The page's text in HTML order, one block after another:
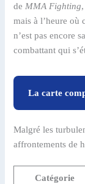
de MMA Fighting
mais à l’heure où
n’est pas encore
combattant qui
La carte
Malgré les
affrontements de
Catégorie